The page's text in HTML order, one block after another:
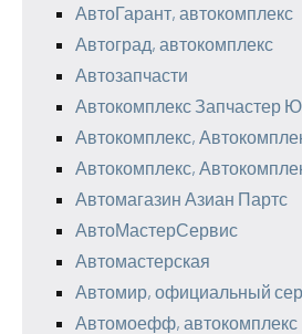
АвтоГарант, автокомплекс
Автоград, автокомплекс
Автозапчасти
Автокомплекс Запчастер
Автокомплекс,
Автокомплекс,
Автомагазин Азиан Партс
АвтоМастерСервис
Автомастерская
Автомир, официальный
Автомоефф, автокомплекс